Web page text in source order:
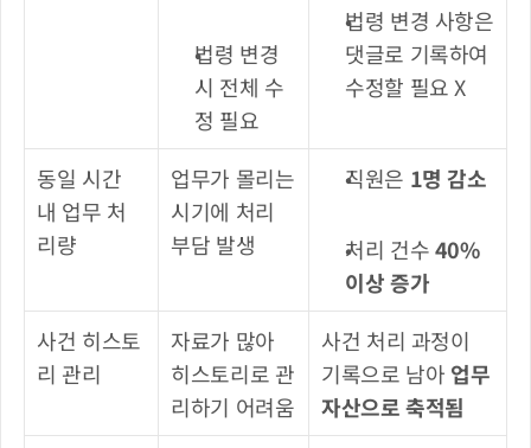
법령 변경
시 전체 수
정 필요
법령 변경 사항은
댓글로 기록하여
수정할 필요 X
동일 시간
내 업무 처
리량
업무가 몰리는
시기에 처리
부담 발생
직원은 1명 감소
처리 건수 40%
이상 증가
사건 히스토
리 관리
자료가 많아
히스토리로 관
리하기 어려움
사건 처리 과정이
기록으로 남아 업무
자산으로 축적됨